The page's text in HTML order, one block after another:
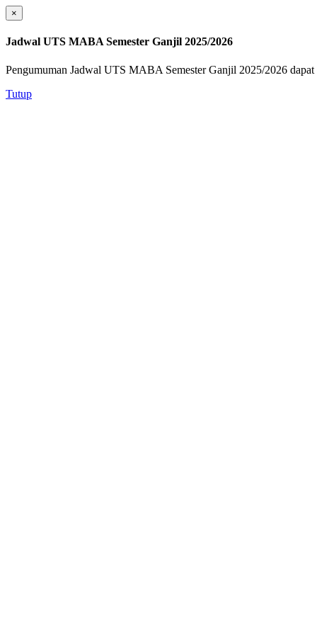
×
Jadwal UTS MABA Semester Ganjil 2025/2026
Pengumuman Jadwal UTS MABA Semester Ganjil 2025/2026
Tutup